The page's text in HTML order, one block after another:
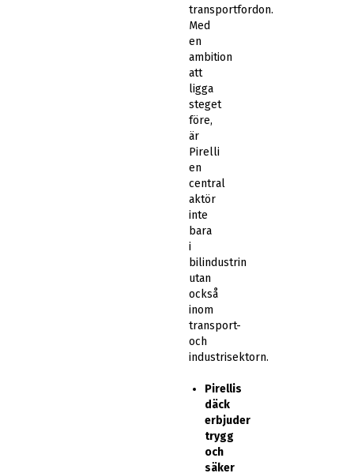
transportfordon.
Med
en
ambition
att
ligga
steget
före,
är
Pirelli
en
central
aktör
inte
bara
i
bilindustrin
utan
också
inom
transport-
och
industrisektorn.
Pirellis
däck
erbjuder
trygg
och
säker